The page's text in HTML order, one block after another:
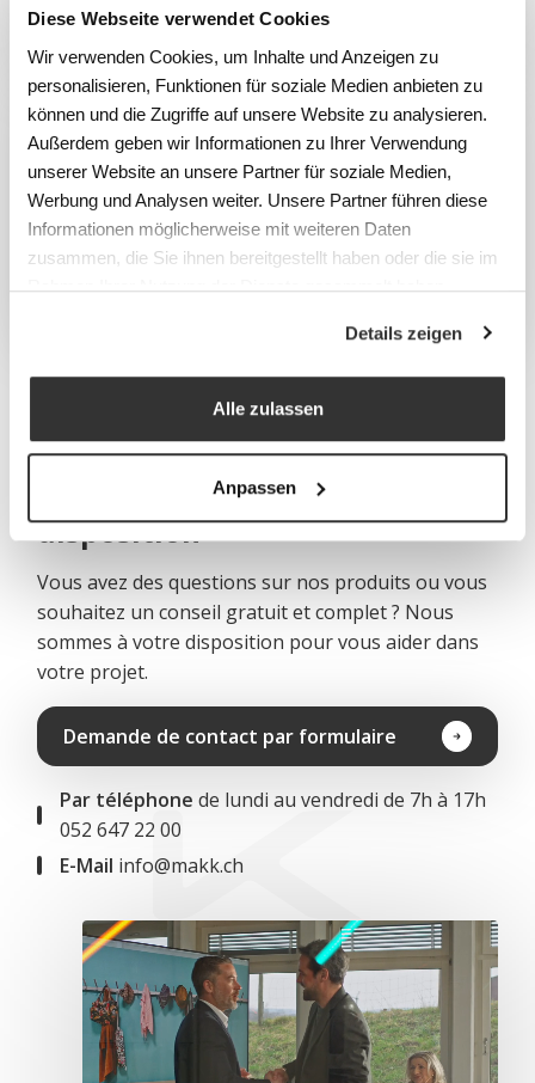
Diese Webseite verwendet Cookies
Wir verwenden Cookies, um Inhalte und Anzeigen zu
personalisieren, Funktionen für soziale Medien anbieten zu
können und die Zugriffe auf unsere Website zu analysieren.
Außerdem geben wir Informationen zu Ihrer Verwendung
unserer Website an unsere Partner für soziale Medien,
Werbung und Analysen weiter. Unsere Partner führen diese
Informationen möglicherweise mit weiteren Daten
zusammen, die Sie ihnen bereitgestellt haben oder die sie im
Rahmen Ihrer Nutzung der Dienste gesammelt haben.
Details zeigen
Alle zulassen
Anpassen
transport
Échelles et
plateformes
Corbeilles à
déchets
Nous sommes à votre
disposition
Vous avez des questions sur nos produits ou vous
souhaitez un conseil gratuit et complet ? Nous
sommes à votre disposition pour vous aider dans
votre projet.
Demande de contact par formulaire
Par téléphone de lundi au vendredi de 7h à 17h
052 647 22 00
E-Mail info@makk.ch